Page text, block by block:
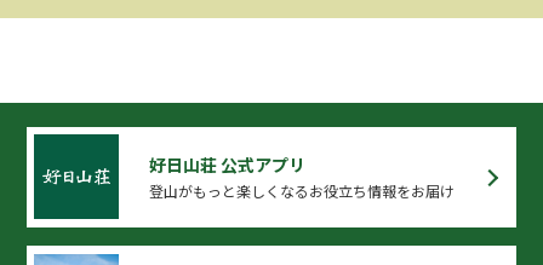
報などを発信しています
好日山荘 公式アプリ
登山がもっと楽しくなるお役立ち情報をお届け